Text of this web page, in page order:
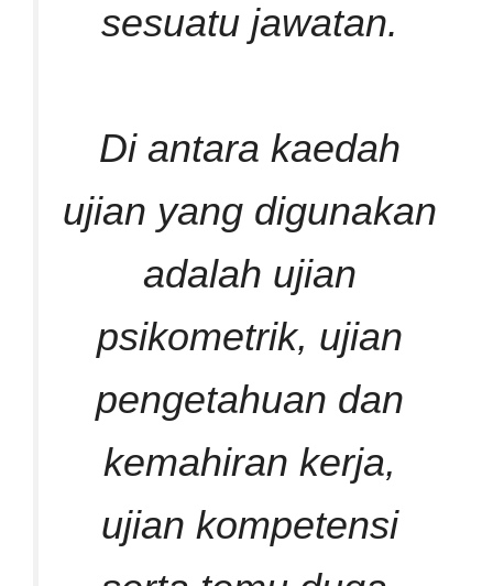
sesuatu jawatan.
Di antara kaedah
ujian yang digunakan
adalah ujian
psikometrik, ujian
pengetahuan dan
kemahiran kerja,
ujian kompetensi